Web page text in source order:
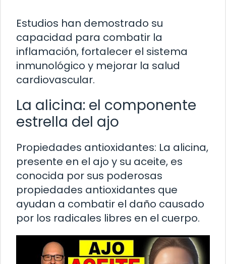
Estudios han demostrado su
capacidad para combatir la
inflamación, fortalecer el sistema
inmunológico y mejorar la salud
cardiovascular.
La alicina: el componente
estrella del ajo
Propiedades antioxidantes: La alicina,
presente en el ajo y su aceite, es
conocida por sus poderosas
propiedades antioxidantes que
ayudan a combatir el daño causado
por los radicales libres en el cuerpo.